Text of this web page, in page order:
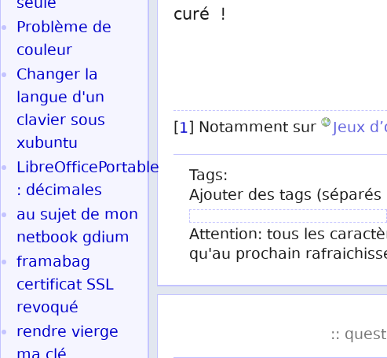
curé !
[1] Notamment sur Jeux
Tags:
Ajouter des tags
Attention: tous les
qu'au prochain
::
Problème de
couleur
Changer la
langue d'un
clavier sous
xubuntu
LibreOfficePortable
: décimales
au sujet de mon
netbook gdium
framabag
certificat SSL
revoqué
rendre vierge